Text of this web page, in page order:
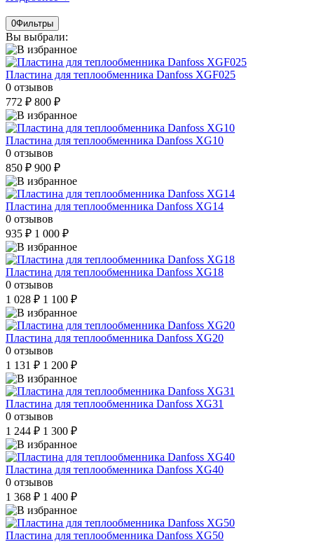
0Фильтры
Вы выбрали:
Пластина для теплообменника Danfoss XGF025
0 отзывов
772 ₽ 800 ₽
Пластина для теплообменника Danfoss XG10
0 отзывов
850 ₽ 900 ₽
Пластина для теплообменника Danfoss XG14
0 отзывов
935 ₽ 1 000 ₽
Пластина для теплообменника Danfoss XG18
0 отзывов
1 028 ₽ 1 100 ₽
Пластина для теплообменника Danfoss XG20
0 отзывов
1 131 ₽ 1 200 ₽
Пластина для теплообменника Danfoss XG31
0 отзывов
1 244 ₽ 1 300 ₽
Пластина для теплообменника Danfoss XG40
0 отзывов
1 368 ₽ 1 400 ₽
Пластина для теплообменника Danfoss XG50